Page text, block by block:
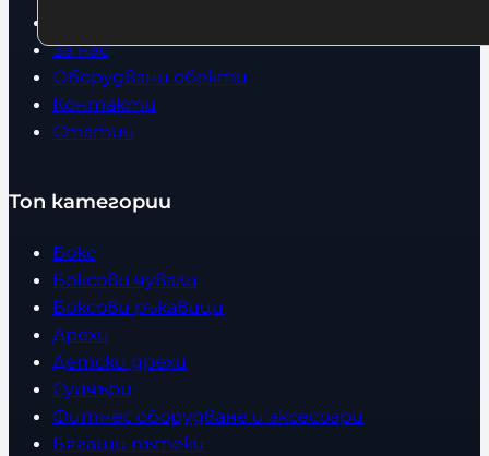
За нас
Оборудвани обекти
Контакти
Статии
Топ категории
Бокс
Боксови чували
Боксови ръкавици
Дрехи
Детски дрехи
Суичъри
Фитнес оборудване и аксесоари
Бягащи пътеки